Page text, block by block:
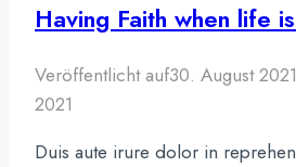
Having Faith when life
Veröffentlicht auf30. August 2021
2021
Duis aute irure dolor in